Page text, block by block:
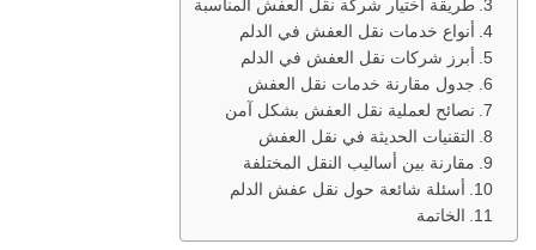
طريقة اختيار شركة نقل العفش المناسبة
أنواع خدمات نقل العفش في الدلم
أبرز شركات نقل العفش في الدلم
جدول مقارنة خدمات نقل العفش
نصائح لعملية نقل العفش بشكل آمن
التقنيات الحديثة في نقل العفش
مقارنة بين أساليب النقل المختلفة
أسئلة شائعة حول نقل عفش الدلم
الخاتمة